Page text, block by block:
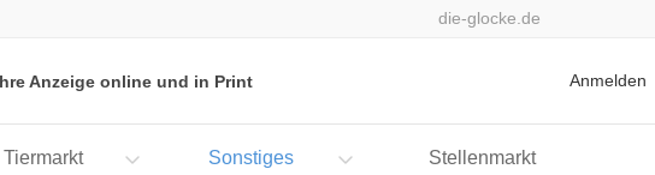
die-glocke.de
Anzeige online und in Print Anmelden
Tiermarkt Sonstiges Stellenmarkt